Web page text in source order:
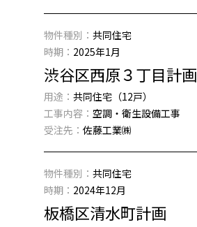
物件種別： 共同住宅
時期： 2025年1月
渋谷区西原３丁目計画
用途： 共同住宅（12戸）
工事内容： 空調・衛生設備工事
受注先： 佐藤工業㈱
物件種別： 共同住宅
時期： 2024年12月
板橋区清水町計画